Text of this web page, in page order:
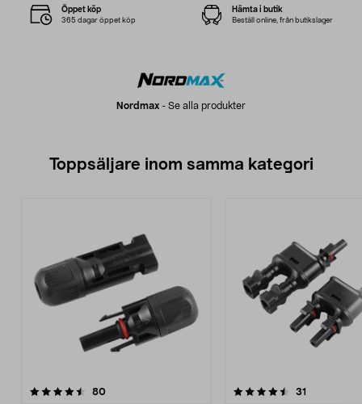
Nordmax - Se alla produkter
Öppet köp
365 dagar öppet köp
Hämta i butik
Beställ online, från butikslager
Toppsäljare inom samma kategori
80recensioner
4.5 av 5 stjärnor 31
4.5 av 5 stjärnor